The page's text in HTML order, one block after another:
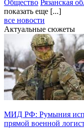
Общество Рязанская
показать еще [...]
все новости
Актуальные сюжеты
МИД РФ: Румыния
прямой военной